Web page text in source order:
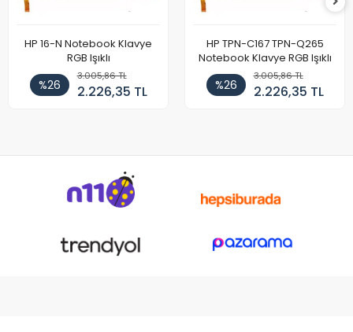
HP 16-N Notebook Klavye
RGB Işıklı
%26
3.005,86 TL
2.226,35 TL
HP TPN-C167 TPN-Q265
Notebook Klavye RGB Işıklı
%26
3.005,86 TL
2.226,35 TL